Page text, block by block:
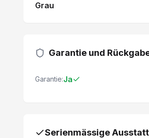
Grau
Garantie und
Garantie:Ja
Serienmässige